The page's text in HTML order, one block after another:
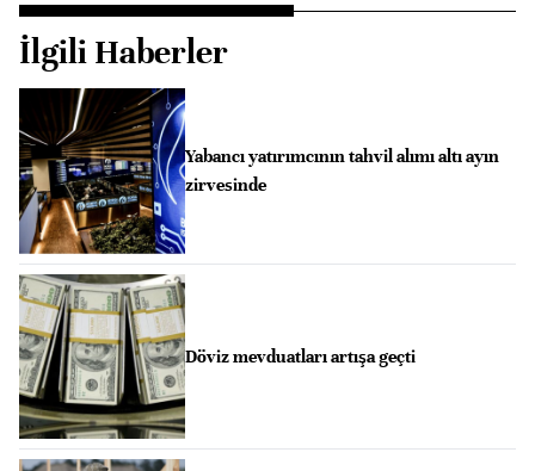
İlgili Haberler
Yabancı yatırımcının tahvil alımı altı ayın
zirvesinde
Döviz mevduatları artışa geçti